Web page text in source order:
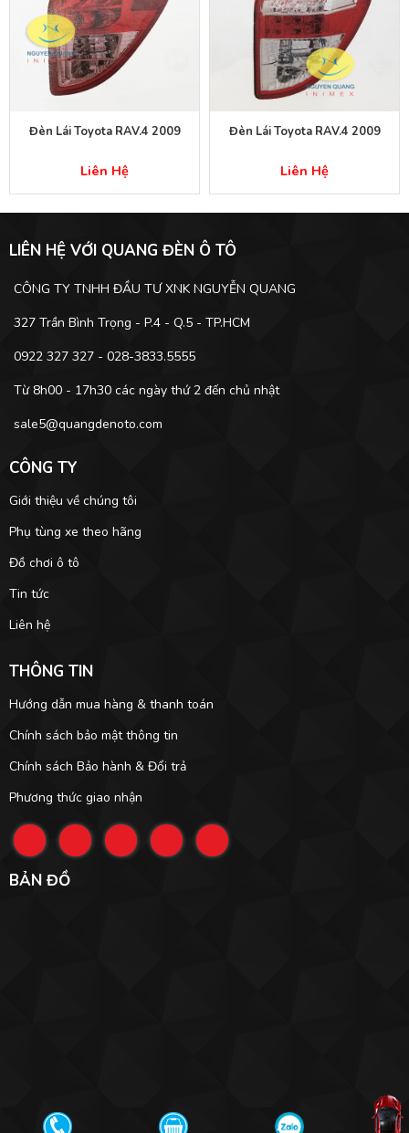
Đèn Lái Toyota RAV.4 2009
Liên Hệ
Đèn Lái Toyota RAV.4 2009
Liên Hệ
LIÊN HỆ VỚI QUANG ĐÈN Ô TÔ
CÔNG TY TNHH ĐẦU TƯ XNK NGUYỄN QUANG
327 Trần Bình Trọng - P.4 - Q.5 - TP.HCM
0922 327 327 - 028-3833.5555
Từ 8h00 - 17h30 các ngày thứ 2 đến chủ nhật
sale5@quangdenoto.com
CÔNG TY
Giới thiệu về chúng tôi
Phụ tùng xe theo hãng
Đồ chơi ô tô
Tin tức
Liên hệ
THÔNG TIN
Hướng dẫn mua hàng & thanh toán
Chính sách bảo mật thông tin
Chính sách Bảo hành & Đổi trả
Phương thức giao nhận
BẢN ĐỒ